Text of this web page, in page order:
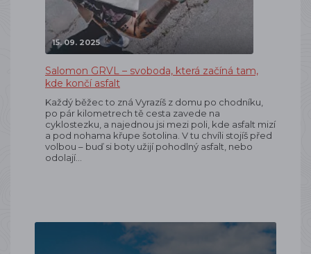
15. 09. 2025
Salomon GRVL – svoboda, která začíná tam,
kde končí asfalt
Každý běžec to zná Vyrazíš z domu po chodníku,
po pár kilometrech tě cesta zavede na
cyklostezku, a najednou jsi mezi poli, kde asfalt mizí
a pod nohama křupe šotolina. V tu chvíli stojíš před
volbou – buď si boty užijí pohodlný asfalt, nebo
odolají…